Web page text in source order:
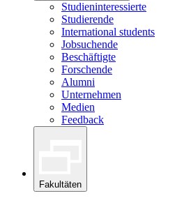
Studieninteressierte
Studierende
International students
Jobsuchende
Beschäftigte
Forschende
Alumni
Unternehmen
Medien
Feedback
Fakultäten